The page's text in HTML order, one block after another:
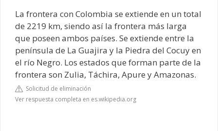
La frontera con Colombia se extiende en un total
de 2219 km, siendo así la frontera más larga
que poseen ambos países. Se extiende entre la
península de La Guajira y la Piedra del Cocuy en
el río Negro. Los estados que forman parte de la
frontera son Zulia, Táchira, Apure y Amazonas.
Solicitud de eliminación
Ver respuesta completa en es.wikipedia.org